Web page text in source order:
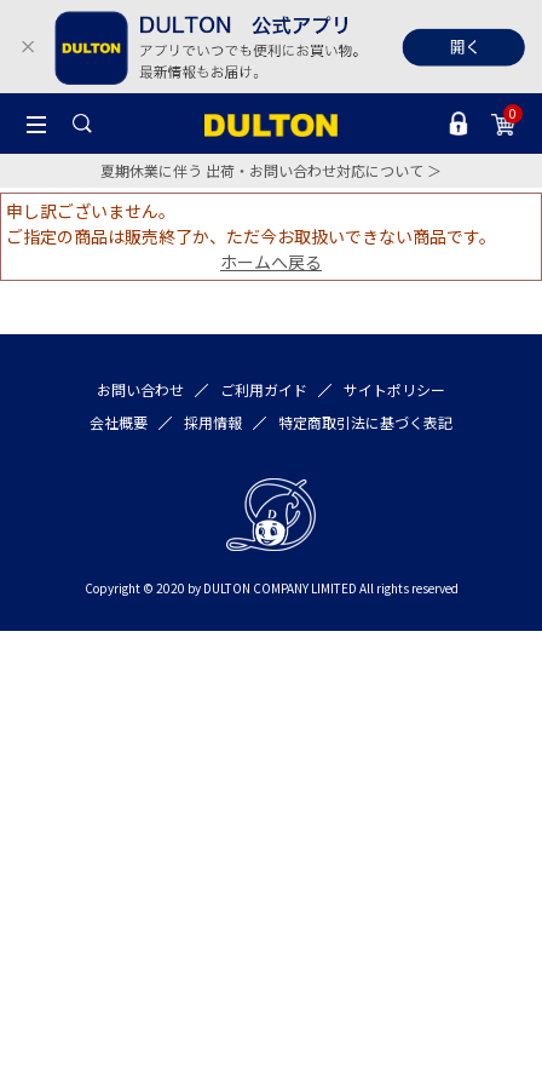
0
夏期休業に伴う 出荷・お問い合わせ対応について ＞
申し訳ございません。
ご指定の商品は販売終了か、ただ今お取扱いできない商品です。
ホームへ戻る
お問い合わせ ご利用ガイド
サイトポリシー
会社概要
採用情報 特定商取引法に基づく表記
Copyright © 2020 by DULTON COMPANY LIMITED All rights reserved